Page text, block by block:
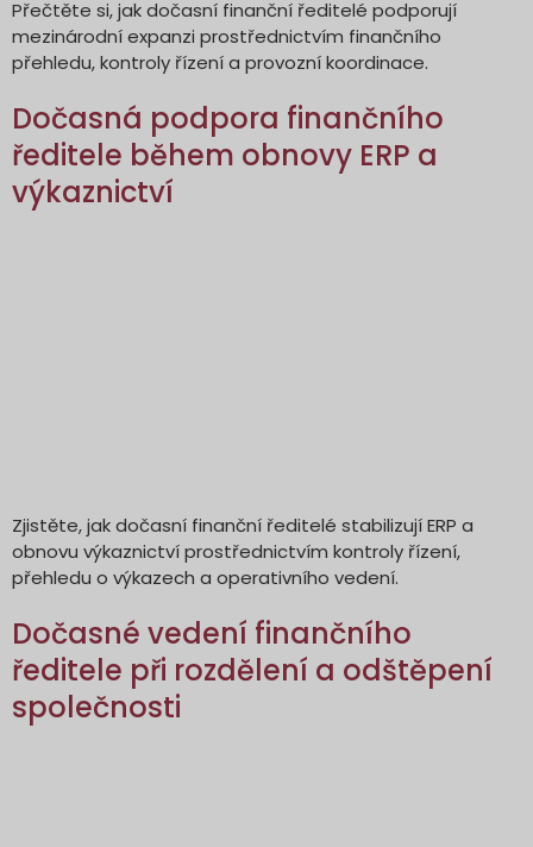
Přečtěte si, jak dočasní finanční ředitelé podporují
mezinárodní expanzi prostřednictvím finančního
přehledu, kontroly řízení a provozní koordinace.
Dočasná podpora finančního
ředitele během obnovy ERP a
výkaznictví
Zjistěte, jak dočasní finanční ředitelé stabilizují ERP a
obnovu výkaznictví prostřednictvím kontroly řízení,
přehledu o výkazech a operativního vedení.
Dočasné vedení finančního
ředitele při rozdělení a odštěpení
společnosti